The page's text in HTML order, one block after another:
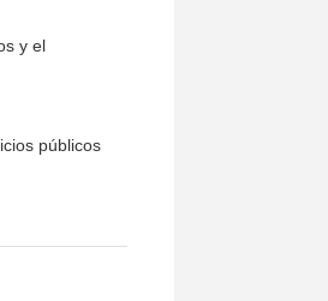
y el
públicos